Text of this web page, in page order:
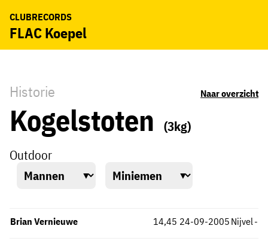
CLUBRECORDS
FLAC Koepel
Historie Naar overzicht
Kogelstoten
(3kg)
Outdoor
Brian Vernieuwe Nijvel
14,45 -
24-09-2005